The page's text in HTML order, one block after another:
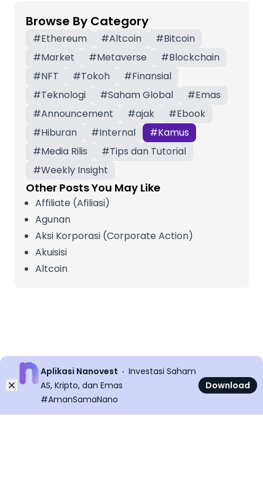
Browse By Category
#Ethereum #Altcoin #Bitcoin
#Market #Metaverse #Blockchain
#NFT #Tokoh #Finansial
#Teknologi #Saham Global #Emas
#Announcement #ajak #Ebook
#Hiburan #Internal #Kamus
#Media Rilis #Tips dan Tutorial
#Weekly Insight
Other Posts You May Like
Affiliate (Afiliasi)
Agunan
Aksi Korporasi (Corporate Action)
Akuisisi
Altcoin
Dismiss
Aplikasi Nanovest
Investasi Saham
AS, Kripto, dan Emas
#AmanSamaNano
Download